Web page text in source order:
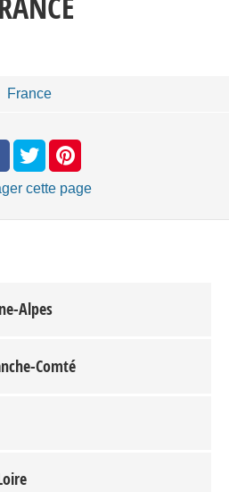
France
cette page
Alpes
Comté